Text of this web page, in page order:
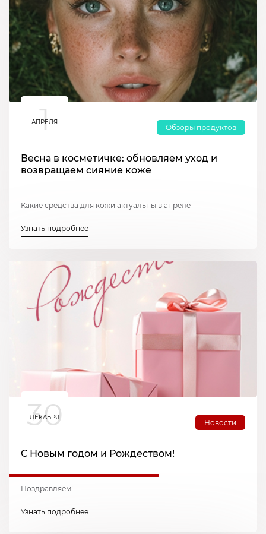
1
АПРЕЛЯ
Обзоры продуктов
Весна в косметичке: обновляем уход и
возвращаем сияние коже
Какие средства для кожи актуальны в апреле
Узнать подробнее
30
ДЕКАБРЯ
Новости
С Новым годом и Рождеством!
Поздравляем!
Узнать подробнее